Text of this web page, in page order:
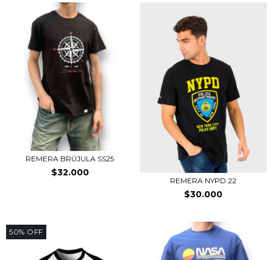
REMERA BRÚJULA SS25
$32.000
REMERA NYPD 22
$30.000
50% OFF